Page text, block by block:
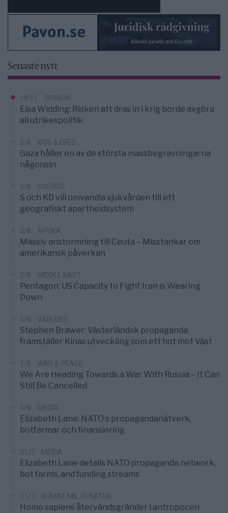
Senaste nytt
18:51 OPINION
Elsa Widding: Risken att dras in i krig borde avgöra
all utrikespolitik
5/8 KRIG & FRED
Gaza håller en av de största massbegravningarna
någonsin
5/8 SVERIGE
S och KD vill omvandla sjukvården till ett
geografiskt apartheidsystem
3/8 AFRIKA
Massiv anstormning till Ceuta – Misstankar om
amerikansk påverkan
2/8 MIDDLE EAST
Pentagon: US Capacity to Fight Iran is Wearing
Down
1/8 VÄRLDEN
Stephen Brawer: Västerländsk propaganda
framställer Kinas utveckling som ett hot mot Väst
1/8 WAR & PEACE
We Are Heading Towards a War With Russia – It Can
Still Be Cancelled
1/8 MEDIA
Elizabeth Lane: NATO:s propagandanätverk,
botfarmar och finansiering
31/7 MEDIA
Elizabeth Lane details NATO propaganda network,
bot farms, and funding streams
31/7 KLIMAT MILJÖ NATUR
Homo sapiens återvändsgränder i antropocen